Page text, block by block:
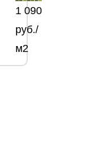
1 090
руб./
м2